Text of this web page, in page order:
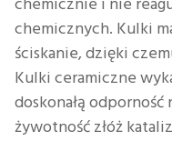
chemicznych. Kulki
ściskanie, dzięki
Kulki ceramiczne
doskonałą odporność
żywotność złóż